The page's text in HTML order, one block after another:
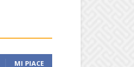
MI PIACE